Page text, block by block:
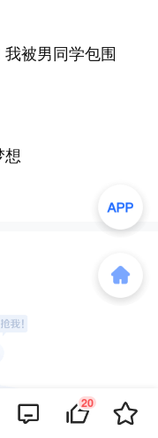
被男同学包围
想
20